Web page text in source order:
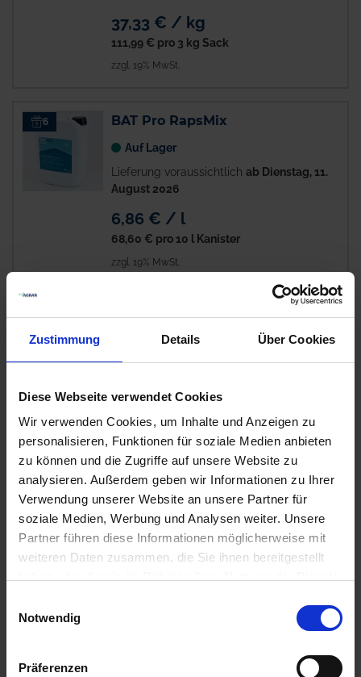
Zustimmung Details Über Cookies
Diese Webseite verwendet Cookies
Wir verwenden Cookies, um Inhalte und Anzeigen zu
personalisieren, Funktionen für soziale Medien anbieten
zu können und die Zugriffe auf unsere Website zu
analysieren. Außerdem geben wir Informationen zu Ihrer
Verwendung unserer Website an unsere Partner für
soziale Medien, Werbung und Analysen weiter. Unsere
Partner führen diese Informationen möglicherweise mit
weiteren Daten zusammen, die Sie ihnen bereitgestellt
Notwendig
Präferenzen
37,33 € / kg
111,99 € pro 3 kg Sack
zzgl. 19% MwSt.
6 BAT Pro RapsMix
Auf Lager
Lieferung voraussichtlich ab Dienstag, 11.
August 2026
6,86 € / l
68,60 € pro 10 l Kanister
zzgl. 19% MwSt.
6 YaraVita StarPhos
Auf Lager
6,37 € / l
63,70 € pro 10 l Kanister
zzgl. 19% MwSt.
11 Green On® Getreide
Auf Lager
Lieferung voraussichtlich ab Dienstag, 11.
August 2026